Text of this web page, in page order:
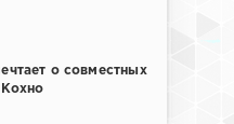
о совместных